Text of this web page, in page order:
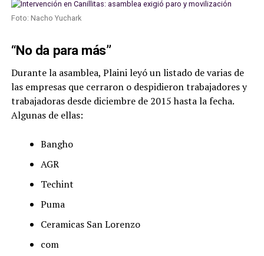
Foto: Nacho Yuchark
“No da para más”
Durante la asamblea, Plaini leyó un listado de varias de
las empresas que cerraron o despidieron trabajadores y
trabajadoras desde diciembre de 2015 hasta la fecha.
Algunas de ellas:
Bangho
AGR
Techint
Puma
Ceramicas San Lorenzo
com